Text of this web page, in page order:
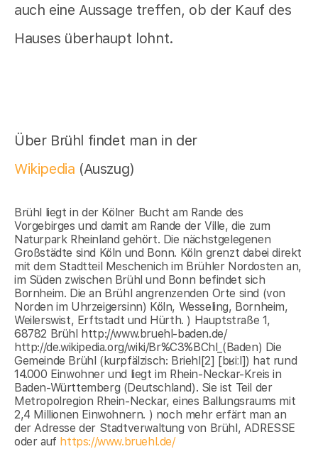
auch eine Aussage treffen, ob der Kauf des
Hauses überhaupt lohnt.
Über Brühl findet man in der
Wikipedia (Auszug)
Brühl liegt in der Kölner Bucht am Rande des
Vorgebirges und damit am Rande der Ville, die zum
Naturpark Rheinland gehört. Die nächstgelegenen
Großstädte sind Köln und Bonn. Köln grenzt dabei direkt
mit dem Stadtteil Meschenich im Brühler Nordosten an,
im Süden zwischen Brühl und Bonn befindet sich
Bornheim. Die an Brühl angrenzenden Orte sind (von
Norden im Uhrzeigersinn) Köln, Wesseling, Bornheim,
Weilerswist, Erftstadt und Hürth. ) Hauptstraße 1,
68782 Brühl http://www.bruehl-baden.de/
http://de.wikipedia.org/wiki/Br%C3%BChl_(Baden) Die
Gemeinde Brühl (kurpfälzisch: Briehl[2] [bʁiːl]) hat rund
14.000 Einwohner und liegt im Rhein-Neckar-Kreis in
Baden-Württemberg (Deutschland). Sie ist Teil der
Metropolregion Rhein-Neckar, eines Ballungsraums mit
2,4 Millionen Einwohnern. ) noch mehr erfärt man an
der Adresse der Stadtverwaltung von Brühl, ADRESSE
oder auf https://www.bruehl.de/